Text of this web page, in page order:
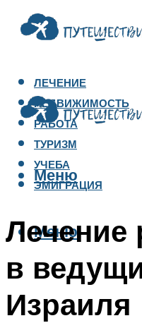
ЛЕЧЕНИЕ
НЕДВИЖИМОСТЬ
РАБОТА
ТУРИЗМ
УЧЕБА
ЭМИГРАЦИЯ
Меню
Меню
Лечение
в
Израиля